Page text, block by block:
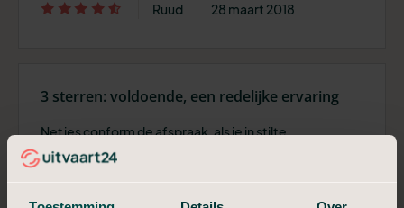
Ruud 28 maart 2018
3 sterren: voldoende, een redelijke ervaring
Netjes conform de afspraak, als je in stilte
gecremeerd wilt worden zonder enige wensen is dit